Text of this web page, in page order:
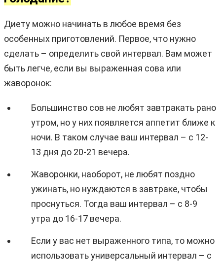
Диету можно начинать в любое время без
особенных приготовлений. Первое, что нужно
сделать – определить свой интервал. Вам может
быть легче, если вы выраженная сова или
жаворонок:
Большинство сов не любят завтракать рано
утром, но у них появляется аппетит ближе к
ночи. В таком случае ваш интервал – с 12-
13 дня до 20-21 вечера.
Жаворонки, наоборот, не любят поздно
ужинать, но нуждаются в завтраке, чтобы
проснуться. Тогда ваш интервал – с 8-9
утра до 16-17 вечера.
Если у вас нет выраженного типа, то можно
использовать универсальный интервал – с